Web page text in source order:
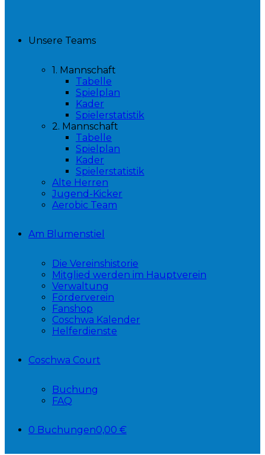
Unsere Teams
1. Mannschaft
Tabelle
Spielplan
Kader
Spielerstatistik
2. Mannschaft
Tabelle
Spielplan
Kader
Spielerstatistik
Alte Herren
Jugend-Kicker
Aerobic Team
Am Blumenstiel
Die Vereinshistorie
Mitglied werden im Hauptverein
Verwaltung
Förderverein
Fanshop
Coschwa Kalender
Helferdienste
Coschwa Court
Buchung
FAQ
0 Buchungen0,00 €